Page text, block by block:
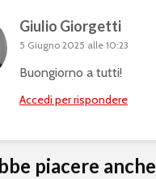
Giulio Giorgetti
5 Giugno 2025 alle 10:23
Buongiorno a tutti!
Accedi per rispondere
piacere anche